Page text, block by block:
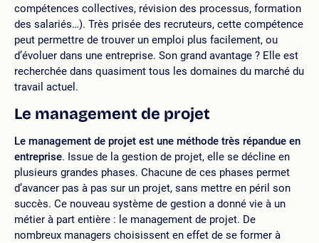
compétences collectives, révision des processus, formation
des salariés…). Très prisée des recruteurs, cette compétence
peut permettre de trouver un emploi plus facilement, ou
d’évoluer dans une entreprise. Son grand avantage ? Elle est
recherchée dans quasiment tous les domaines du marché du
travail actuel.
Le management de projet
Le management de projet est une méthode très répandue en
entreprise. Issue de la gestion de projet, elle se décline en
plusieurs grandes phases. Chacune de ces phases permet
d’avancer pas à pas sur un projet, sans mettre en péril son
succès. Ce nouveau système de gestion a donné vie à un
métier à part entière : le management de projet. De
nombreux managers choisissent en effet de se former à